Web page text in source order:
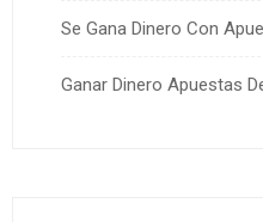
Se Gana Dinero Con
Ganar Dinero Apuestas